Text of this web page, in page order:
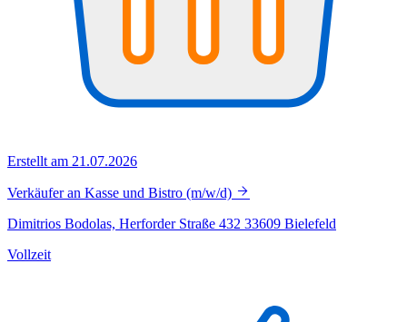
Erstellt am 21.07.2026
Verkäufer an Kasse und Bistro (m/w/d)
Dimitrios Bodolas, Herforder Straße 432 33609 Bielefeld
Vollzeit